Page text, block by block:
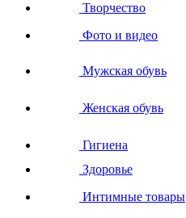
Творчество
Фото и видео
Мужская обувь
Женская обувь
Гигиена
Здоровье
Интимные товары